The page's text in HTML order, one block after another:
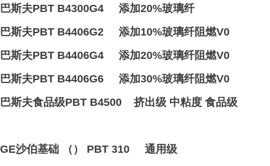
巴斯夫PBT B4300G4 添加20%玻璃纤
巴斯夫PBT B4406G2 添加10%玻璃纤阻燃V0
巴斯夫PBT B4406G4 添加20%玻璃纤阻燃V0
巴斯夫PBT B4406G6 添加30%玻璃纤阻燃V0
巴斯夫食品级PBT B4500 挤出级 中粘度 食品级
GE沙伯基础 （） PBT 310 通用级